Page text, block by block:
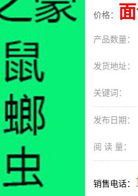
价格：
产品数量：
发货地址：
关键词：
发布日期：
阅 读 量：
销售电话：